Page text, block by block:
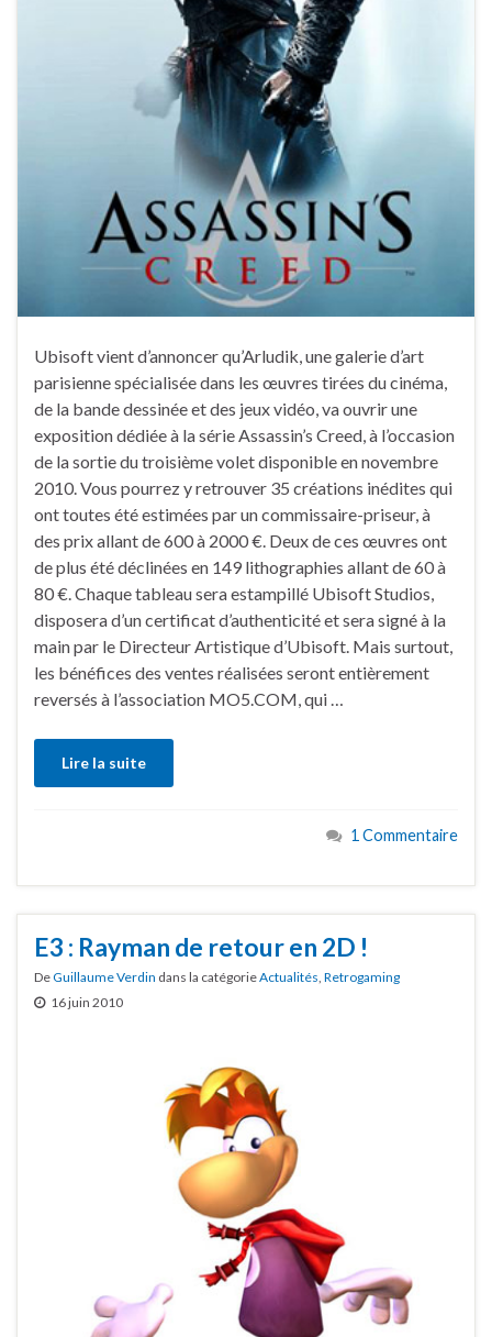
Ubisoft vient d’annoncer qu’Arludik, une galerie d’art
parisienne spécialisée dans les œuvres tirées du cinéma,
de la bande dessinée et des jeux vidéo, va ouvrir une
exposition dédiée à la série Assassin’s Creed, à l’occasion
de la sortie du troisième volet disponible en novembre
2010. Vous pourrez y retrouver 35 créations inédites qui
ont toutes été estimées par un commissaire-priseur, à
des prix allant de 600 à 2000 €. Deux de ces œuvres ont
de plus été déclinées en 149 lithographies allant de 60 à
80 €. Chaque tableau sera estampillé Ubisoft Studios,
disposera d’un certificat d’authenticité et sera signé à la
main par le Directeur Artistique d’Ubisoft. Mais surtout,
les bénéfices des ventes réalisées seront entièrement
reversés à l’association MO5.COM, qui …
Lire la suite
1 Commentaire
E3 : Rayman de retour en 2D !
DeGuillaume Verdin dans la catégorieActualités Retrogaming
16 juin 2010